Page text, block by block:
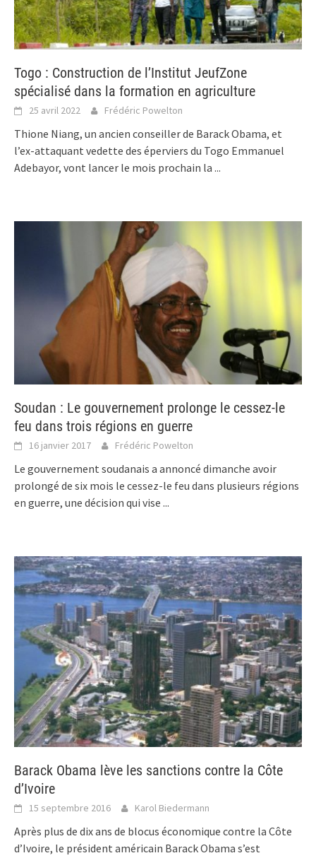
Togo : Construction de l’Institut JeufZone
spécialisé dans la formation en agriculture
25 avril 2022 Frédéric Powelton
Thione Niang, un ancien conseiller de Barack Obama, et
l’ex-attaquant vedette des éperviers du Togo Emmanuel
Adebayor, vont lancer le mois prochain la ...
Soudan : Le gouvernement prolonge le cessez-le
feu dans trois régions en guerre
16 janvier 2017 Frédéric Powelton
Le gouvernement soudanais a annoncé dimanche avoir
prolongé de six mois le cessez-le feu dans plusieurs régions
en guerre, une décision qui vise ...
Barack Obama lève les sanctions contre la Côte
d’Ivoire
15 septembre 2016 Karol Biedermann
Après plus de dix ans de blocus économique contre la Côte
d’Ivoire, le président américain Barack Obama s’est